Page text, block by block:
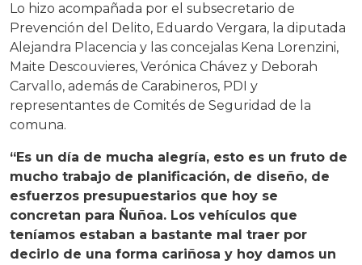
Lo hizo acompañada por el subsecretario de
Prevención del Delito, Eduardo Vergara, la diputada
Alejandra Placencia y las concejalas Kena Lorenzini,
Maite Descouvieres, Verónica Chávez y Deborah
Carvallo, además de Carabineros, PDI y
representantes de Comités de Seguridad de la
comuna.
“Es un día de mucha alegría, esto es un fruto de
mucho trabajo de planificación, de diseño, de
esfuerzos presupuestarios que hoy se
concretan para Ñuñoa. Los vehículos que
teníamos estaban a bastante mal traer por
decirlo de una forma cariñosa y hoy damos un